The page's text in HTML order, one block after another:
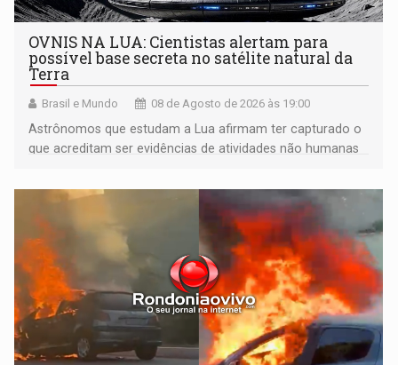
OVNIS NA LUA: Cientistas alertam para
possível base secreta no satélite natural da
Terra
Brasil e Mundo 08 de Agosto de 2026 às 19:00
Astrônomos que estudam a Lua afirmam ter capturado o
que acreditam ser evidências de atividades não humanas
órbita